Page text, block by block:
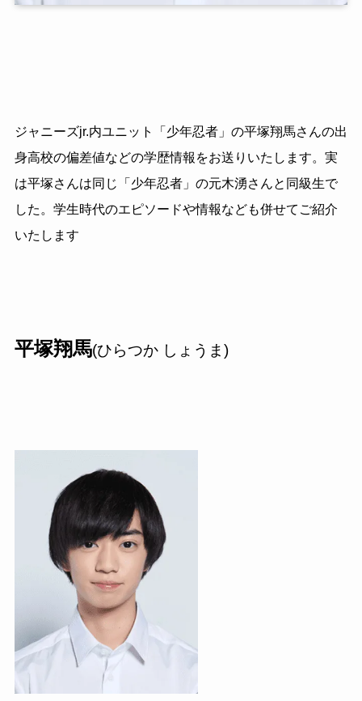
ジャニーズjr.内ユニット「少年忍者」の平塚翔馬さんの出
身高校の偏差値などの学歴情報をお送りいたします。実
は平塚さんは同じ「少年忍者」の元木湧さんと同級生で
した。学生時代のエピソードや情報なども併せてご紹介
いたします
平塚翔馬(ひらつか しょうま)